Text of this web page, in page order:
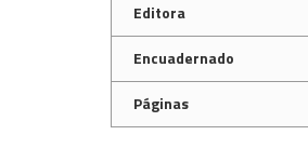
Editora
Encuadernado
Páginas